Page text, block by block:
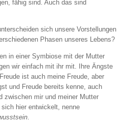
fähig sind. Auch das sind
sich unsere Vorstellungen
Phasen unseres Lebens?
in einer Symbiose mit der Mutter
wir einfach mit ihr mit. Ihre Ängste
ist auch meine Freude, aber
und Freude bereits kenne, auch
zwischen mir und meiner Mutter
hier entwickelt, nenne
.